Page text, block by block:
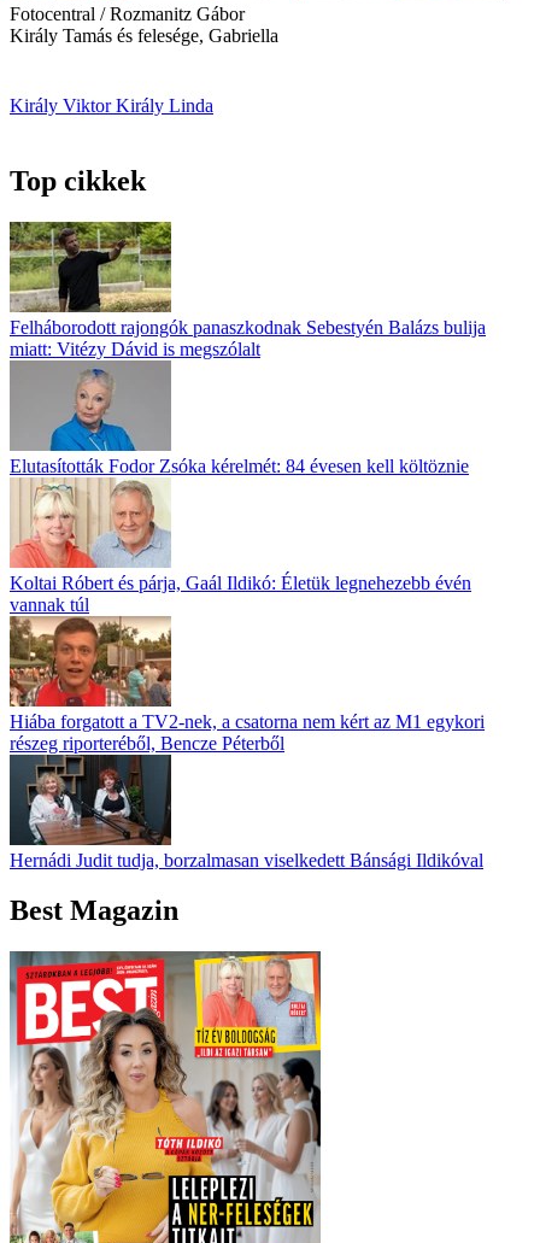
Fotocentral / Rozmanitz Gábor
Király Tamás és felesége, Gabriella
Király ViktorKirály Linda
Top cikkek
Felháborodott rajongók panaszkodnak Sebestyén Balázs bulija
miatt: Vitézy Dávid is megszólalt
Elutasították Fodor Zsóka kérelmét: 84 évesen kell költöznie
Koltai Róbert és párja, Gaál Ildikó: Életük legnehezebb évén
vannak túl
Hiába forgatott a TV2-nek, a csatorna nem kért az M1 egykori
részeg riporteréből, Bencze Péterből
Hernádi Judit tudja, borzalmasan viselkedett Bánsági Ildikóval
Best Magazin